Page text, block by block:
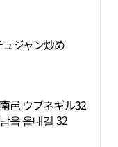
ジャン炒め
邑 ウブネギル32
읍 읍내길 32